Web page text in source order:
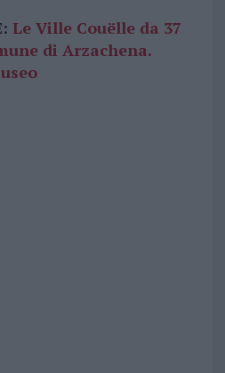
Le Ville Couëlle da 37
di Arzachena.